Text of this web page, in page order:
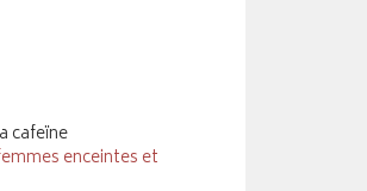
cafeïne
enceintes et